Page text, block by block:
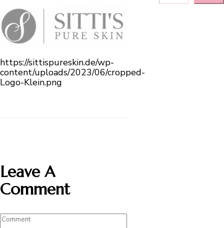
https://sittispureskin.de/wp-
content/uploads/2023/06/cropped-
Logo-Klein.png
Leave A
Comment